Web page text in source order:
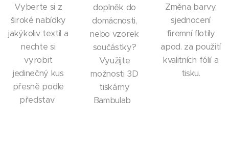
Vyberte si z
široké nabídky
jakýkoliv textil a
nechte si
vyrobit
jedinečný kus
přesně podle
představ.
doplněk do
domácnosti,
nebo vzorek
součástky?
Využijte
možnosti 3D
tiskárny
Bambulab
Změna barvy,
sjednocení
firemní flotily
apod. za použití
kvalitních fólií a
tisku.